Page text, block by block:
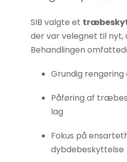
SIB valgte et
der var velegnet til
Behandlingen
Grundig
Påføring af
lag
Fokus på
dybdebeskyttelse
personligt
tilbud.